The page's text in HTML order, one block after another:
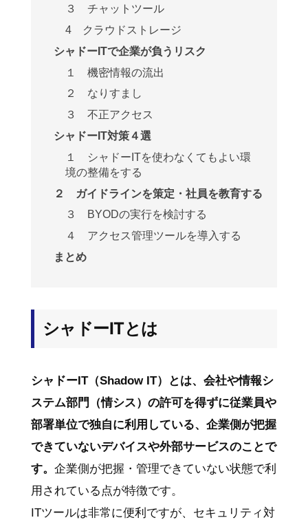
３ チャットツール
4 クラウドストレージ
シャドーITで企業が負うリスク
１ 機密情報の流出
２ なりすまし
３ 不正アクセス
シャドーIT対策４選
１ シャドーITを使わなくてもよい環
境の整備をする
２ ガイドラインを策定・社員を教育する
３ BYODの実行を検討する
４ アクセス管理ツールを導入する
まとめ
シャドーITとは
シャドーIT（Shadow IT）とは、会社や情報シ
ステム部門（情シス）の許可を得ずに従業員や
部署単位で独自に利用している、企業側が把握
できていないデバイスや外部サービスのことで
す。 企業側が把握・管理できていない状態で利
用されている点が特徴です。
ITツールは非常に便利ですが、セキュリティ対